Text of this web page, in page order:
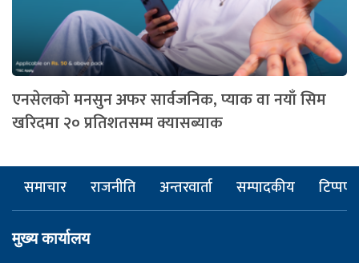
एनसेलको मनसुन अफर सार्वजनिक, प्याक वा नयाँ सिम
खरिदमा २० प्रतिशतसम्म क्यासब्याक
समाचार राजनीति अन्तरवार्ता सम्पादकीय टिप्पणी
मुख्य कार्यालय